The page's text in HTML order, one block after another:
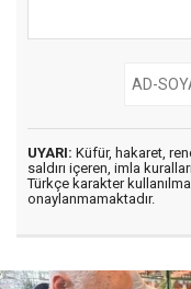
UYARI: Küfür, hakaret,
saldırı içeren, imla
Türkçe karakter
onaylanmamaktadır.